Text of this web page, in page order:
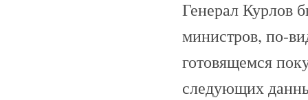
Генерал Курлов
министров, по-
готовящемся
следующих